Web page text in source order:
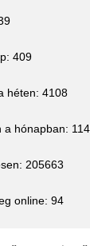
409
héten: 4108
a hónapban:
205663
online: 94